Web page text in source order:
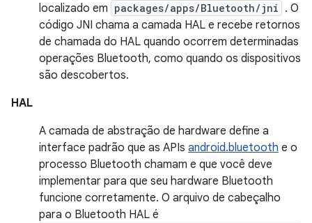
localizado em packages/apps/Bluetooth/jni . O
código JNI chama a camada HAL e recebe retornos
de chamada do HAL quando ocorrem determinadas
operações Bluetooth, como quando os dispositivos
são descobertos.
HAL
A camada de abstração de hardware define a
interface padrão que as APIs android.bluetooth e o
processo Bluetooth chamam e que você deve
implementar para que seu hardware Bluetooth
funcione corretamente. O arquivo de cabeçalho
para o Bluetooth HAL é